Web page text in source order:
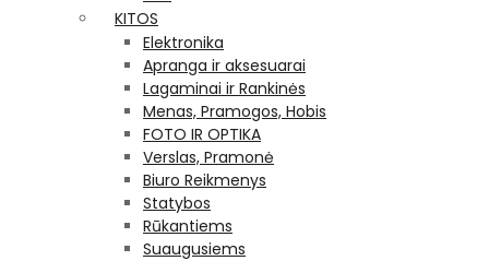
KITOS
Elektronika
Apranga ir aksesuarai
Lagaminai ir Rankinės
Menas, Pramogos, Hobis
FOTO IR OPTIKA
Verslas, Pramonė
Biuro Reikmenys
Statybos
Rūkantiems
Suaugusiems